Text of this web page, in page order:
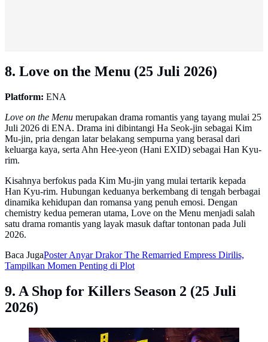
8. Love on the Menu (25 Juli 2026)
Platform: ENA
Love on the Menu merupakan drama romantis yang tayang mulai 25
Juli 2026 di ENA. Drama ini dibintangi Ha Seok-jin sebagai Kim
Mu-jin, pria dengan latar belakang sempurna yang berasal dari
keluarga kaya, serta Ahn Hee-yeon (Hani EXID) sebagai Han Kyu-
rim.
Kisahnya berfokus pada Kim Mu-jin yang mulai tertarik kepada
Han Kyu-rim. Hubungan keduanya berkembang di tengah berbagai
dinamika kehidupan dan romansa yang penuh emosi. Dengan
chemistry kedua pemeran utama, Love on the Menu menjadi salah
satu drama romantis yang layak masuk daftar tontonan pada Juli
2026.
Baca JugaPoster Anyar Drakor The Remarried Empress Dirilis,
Tampilkan Momen Penting di Plot
9. A Shop for Killers Season 2 (25 Juli
2026)